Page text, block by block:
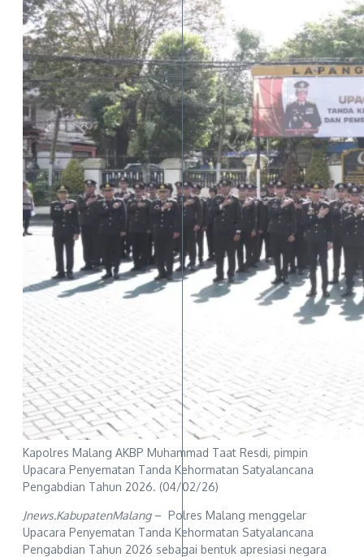
Kapolres Malang AKBP Muhammad Taat Resdi, pimpin
Upacara Penyematan Tanda Kehormatan Satyalancana
Pengabdian Tahun 2026. (04/02/26)
Jnews.KabupatenMalang– Polres Malang menggelar
Upacara Penyematan Tanda Kehormatan Satyalancana
Pengabdian Tahun 2026 sebagai bentuk apresiasi negara